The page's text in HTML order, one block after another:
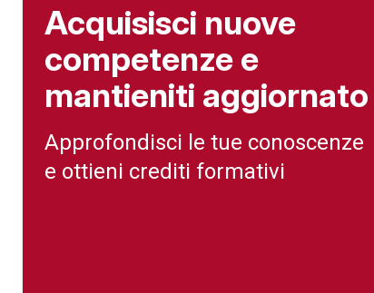
Acquisisci nuove
competenze e
mantieniti aggiornato
Approfondisci le tue conoscenze
e ottieni crediti formativi